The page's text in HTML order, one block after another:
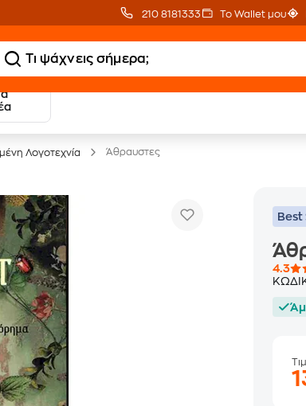
210 8181333 Το Wallet μου
Public επιστροφή
με Snappi
Λογοτεχνία Άθραυστες
Best
4.3